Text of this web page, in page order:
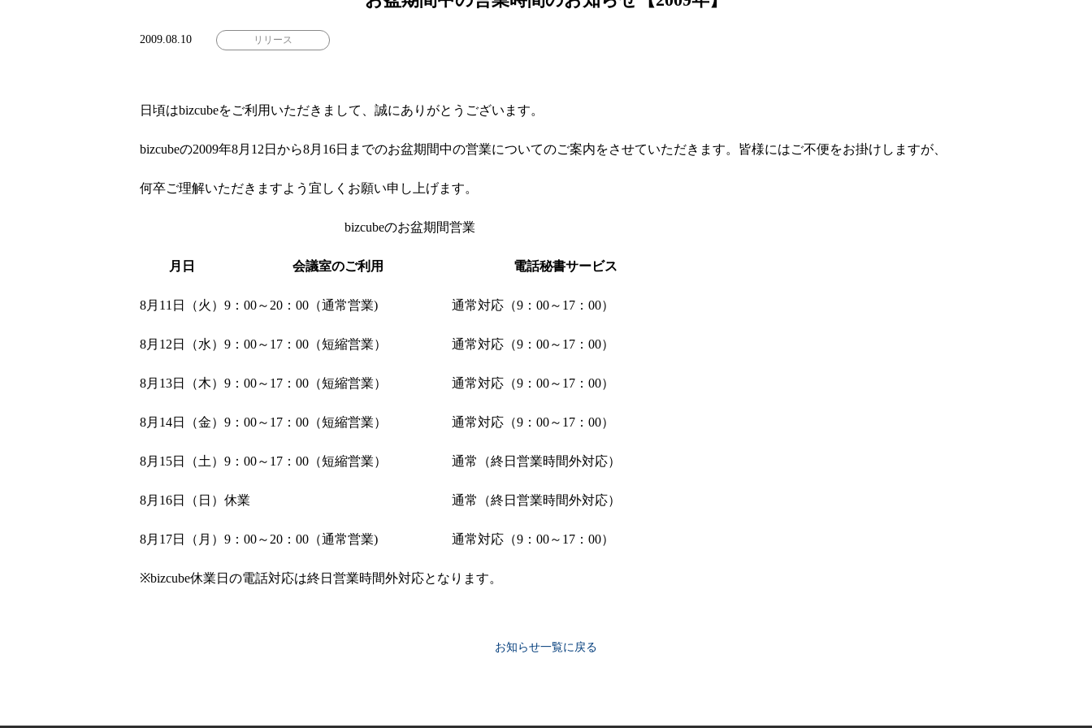
2009.08.10 リリース
日頃はbizcubeをご利用いただきまして、誠にありがとうございます。
bizcubeの2009年8月12日から8月16日までのお盆期間中の営業についてのご案内をさせていただきます。皆様にはご不便をお掛けしますが、
何卒ご理解いただきますよう宜しくお願い申し上げます。
bizcubeのお盆期間営業
月日 会議室のご利用 電話秘書サービス
8月11日（火） 9：00～20：00（通常営業) 通常対応（9：00～17：00）
8月12日（水） 9：00～17：00（短縮営業） 通常対応（9：00～17：00）
8月13日（木） 9：00～17：00（短縮営業） 通常対応（9：00～17：00）
8月14日（金） 9：00～17：00（短縮営業） 通常対応（9：00～17：00）
8月15日（土） 9：00～17：00（短縮営業） 通常（終日営業時間外対応）
8月16日（日） 休業 通常（終日営業時間外対応）
8月17日（月） 9：00～20：00（通常営業) 通常対応（9：00～17：00）
※bizcube休業日の電話対応は終日営業時間外対応となります。
お知らせ一覧に戻る